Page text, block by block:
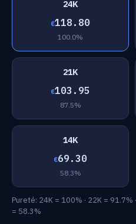
24K
€118.80
100.0%
21K
€103.95
87.5%
14K
€69.30
58.3%
Pureté: 24K = 100% · 22K = 91.7%
= 58.3%